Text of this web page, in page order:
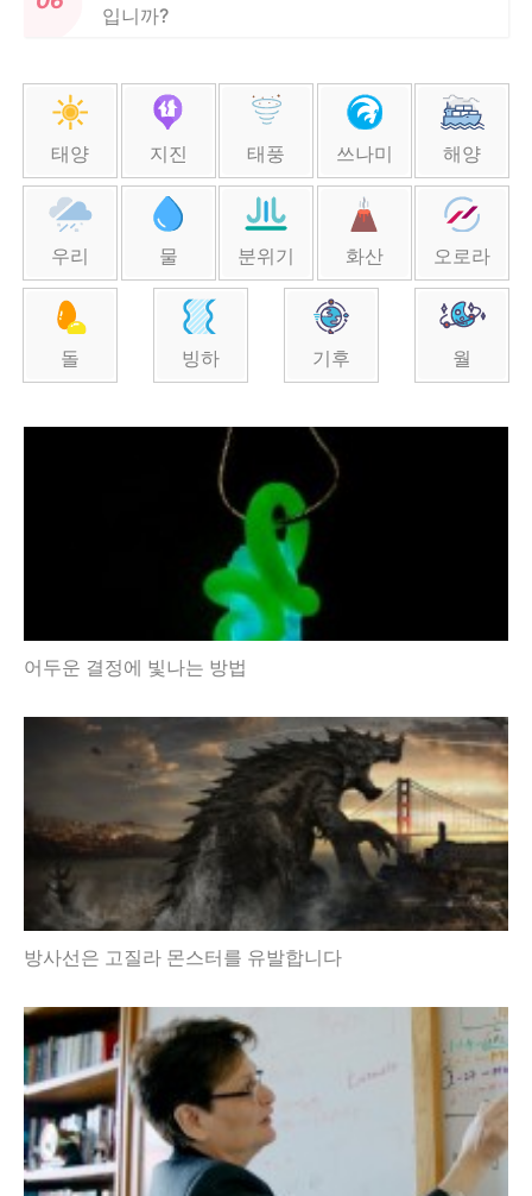
입니까?
태양 지진 태풍 쓰나미 해양
우리 물 분위기 화산 오로라
돌 빙하 기후 월
어두운 결정에 빛나는 방법
방사선은 고질라 몬스터를 유발합니다